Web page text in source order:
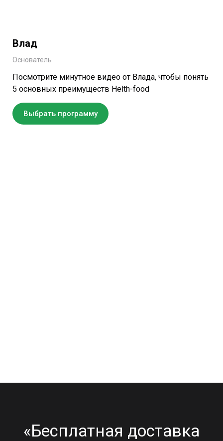
Влад
Основатель
Посмотрите минутное видео от Влада, чтобы понять
5 основных преимуществ Helth-food
Выбрать программу
«Бесплатная доставка